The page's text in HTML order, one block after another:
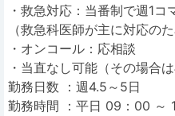
・救急対応：当番制で週1コ
（救急科医師が主に対応の
・オンコール：応相談
・当直なし可能（その場合
勤務日数 ：週4.5～5日
勤務時間 ：平日 09：00 ～